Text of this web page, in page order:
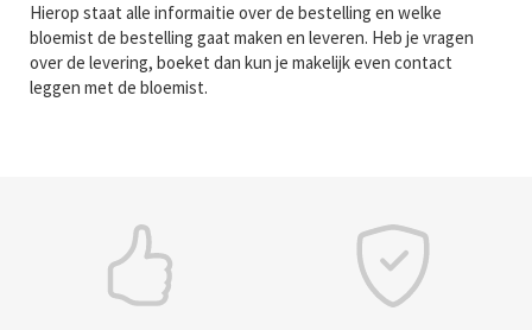
Hierop staat alle informaitie over de bestelling en welke
bloemist de bestelling gaat maken en leveren. Heb je vragen
over de levering, boeket dan kun je makelijk even contact
leggen met de bloemist.